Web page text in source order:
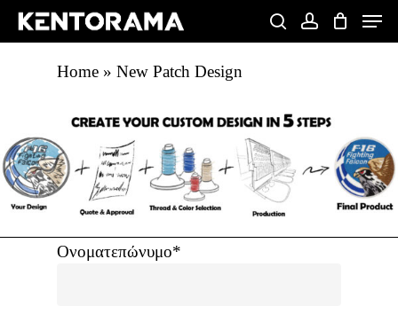
Skip
searchaccount
Menu
Home » New Patch Design
Ονοματεπώνυμο*